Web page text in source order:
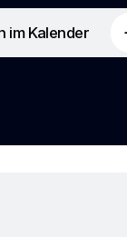
im Kalender